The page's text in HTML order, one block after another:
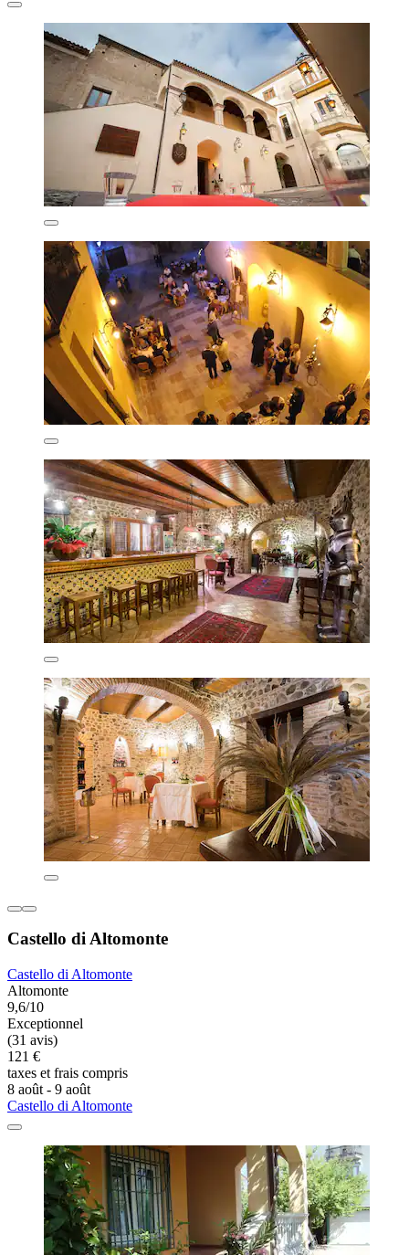
Castello di Altomonte
Castello di Altomonte
Altomonte
9,6/10
Exceptionnel
(31 avis)
121 €
taxes et frais compris
8 août - 9 août
Castello di Altomonte